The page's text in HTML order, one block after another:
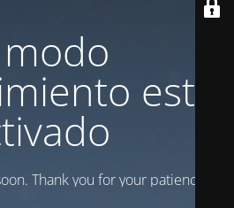
modo
está
Thank you for your patience!